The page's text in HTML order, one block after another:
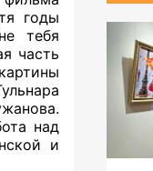
годы
тебя
часть
над
и